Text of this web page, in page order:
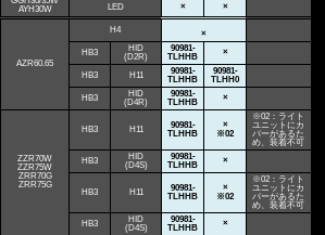
AYH30W
LED × ×
AZR60.65
H4
×
HB3
HID
(D2R)
90981-
TLHHB
×
HB3 H11
90981-
TLHHB
90981-
TLHH0
HB3
HID
(D4R)
90981-
TLHHB
×
ZZR70W
ZZR75W
ZRR70G
ZRR75G
HB3 H11
90981-
TLHHB
×
※02
※02：ライト
ユニットにカ
バーがあるた
め、装着不可
HB3
HID
(D4S)
90981-
TLHHB
×
HB3 H11
90981-
TLHHB
×
※02
※02：ライト
ユニットにカ
バーがあるた
め、装着不可
HB3
HID
(D4S)
90981-
TLHHB
×